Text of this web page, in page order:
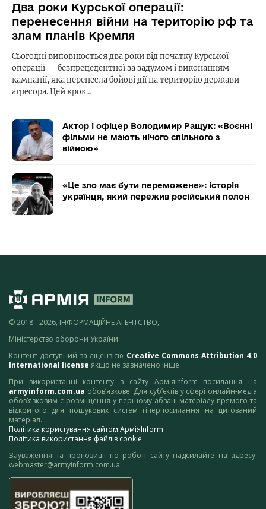
Два роки Курської операції:
перенесення війни на територію рф та
злам планів Кремля
Сьогодні виповнюється два роки від початку Курської
операції — безпрецедентної за задумом і виконанням
кампанії, яка перенесла бойові дії на територію держави-
агресора. Цей крок…
Актор і офіцер Володимир Ращук: «Воєнні
фільми не мають нічого спільного з
війною»
«Це зло має бути переможене»: історія
українця, який пережив російський полон
© 2018 - 2026, ІНФОРМАЦІЙНЕ АГЕНТСТВО,
Міністерство оборони України
Контент доступний за ліцензією Creative Commons Attribution 4.0
International license якщо не зазначено інше.
При використанні контенту з сайту АрміяInform посилання на
armyinform.com.ua обов’язкове. Для суб’єктів у сфері онлайн-медіа
обов’язковим є розміщення у першому абзаці матеріалу прямого та
відкритого для пошукових систем гіперпосилання на цитований
матеріал.
Політика користування сайтом АрміяInform
Політика використання файлів cookie
Зауваження та пропозиції по роботі сайту надсилайте на адресу:
webmaster@armyinform.com.ua